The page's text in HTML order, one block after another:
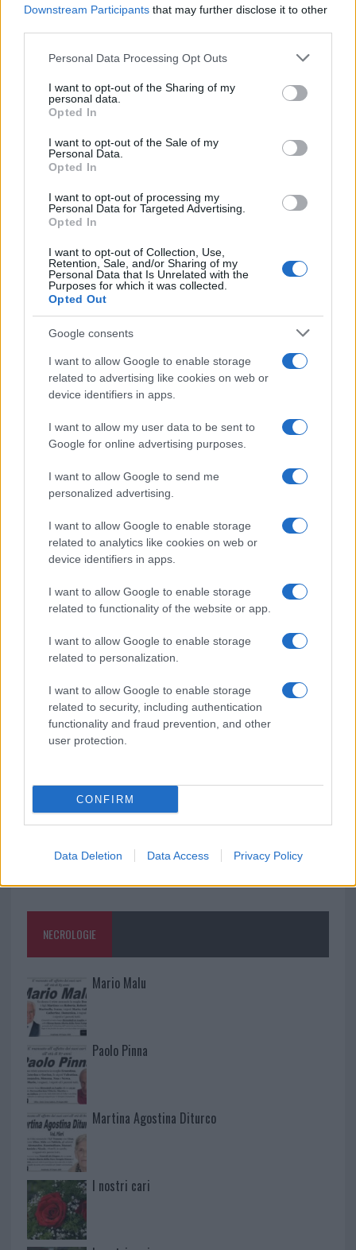
Downstream Participants that may further disclose it to other
Please note that this website/app uses one or more Google
not limited to your visit or usage behaviour. You may click to
grant or deny consent to Google and its third-party tags to
use your data for below specified purposes in below Google
consent section.
Personal Data Processing Opt Outs
I want to opt-out of the Sharing of my
personal data.
Opted In
I want to opt-out of the Sale of my
Personal Data.
Opted In
I want to opt-out of processing my
Personal Data for Targeted Advertising.
Opted In
I want to opt-out of Collection, Use,
Retention, Sale, and/or Sharing of my
Personal Data that Is Unrelated with the
Purposes for which it was collected.
Opted Out
Google consents
I want to allow Google to enable storage
related to advertising like cookies on web or
device identifiers in apps.
I want to allow my user data to be sent to
Google for online advertising purposes.
I want to allow Google to send me
personalized advertising.
I want to allow Google to enable storage
related to analytics like cookies on web or
device identifiers in apps.
I want to allow Google to enable storage
related to functionality of the website or app.
I want to allow Google to enable storage
related to personalization.
I want to allow Google to enable storage
related to security, including authentication
functionality and fraud prevention, and other
user protection.
CONFIRM
Data Deletion Data Access Privacy Policy
da Google News
Condividi l'articolo
F
a
ce
b
o
o
k
T
w
it
te
r
n
re
st
h
s
A
p
p
h
re
Prossimo articolo
NOTIZIE RECENTI
Sangue, musica e solidarietà con Avis Olbia al
Delta Center
Meteo Olbia 9 agosto, temperature in calo
Salmo finisce in ospedale a Catania, ma il tour
mondo per una notte
“Orgoglio e discrezione per visita privata̶…
Incendio nella notte a Olbia, a fuoco due furgoni
A fuoco un deposito con bombole, intervento dei
vigili del fuoco a Rudalza
NECROLOGIE
Mario Malu
Paolo Pinna
Martina Agostina Diturco
I nostri cari